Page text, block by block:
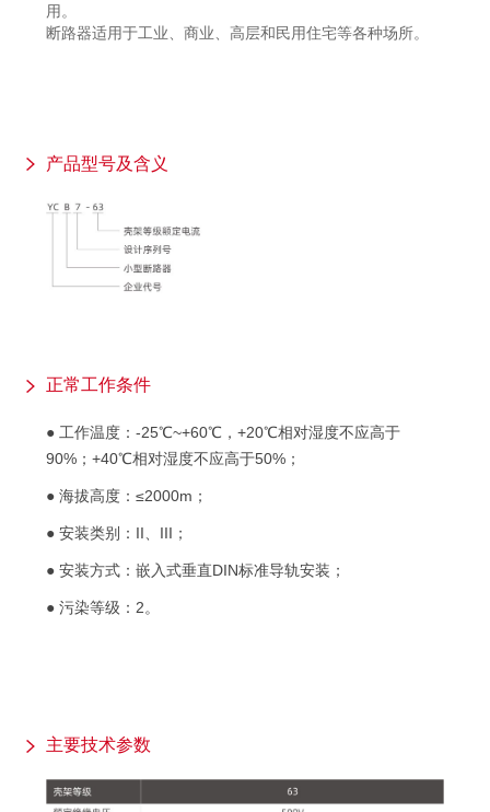
用。
断路器适用于工业、商业、高层和民用住宅等各种场所。
产品型号及含义
正常工作条件
● 工作温度：-25℃~+60℃，+20℃相对湿度不应高于
90%；+40℃相对湿度不应高于50%；
● 海拔高度：≤2000m；
● 安装类别：II、III；
● 安装方式：嵌入式垂直DIN标准导轨安装；
● 污染等级：2。
主要技术参数